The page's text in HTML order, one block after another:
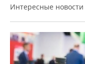
Интересные